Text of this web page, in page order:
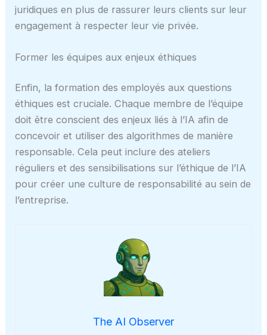
juridiques en plus de rassurer leurs clients sur leur
engagement à respecter leur vie privée.
Former les équipes aux enjeux éthiques
Enfin, la formation des employés aux questions
éthiques est cruciale. Chaque membre de l’équipe
doit être conscient des enjeux liés à l’IA afin de
concevoir et utiliser des algorithmes de manière
responsable. Cela peut inclure des ateliers
réguliers et des sensibilisations sur l’éthique de l’IA
pour créer une culture de responsabilité au sein de
l’entreprise.
The AI Observer